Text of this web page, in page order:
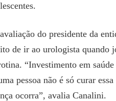
do presidente da
de ir ao urologista quando
“Investimento em
pessoa não é só curar
ocorra”, avalia Canalini.